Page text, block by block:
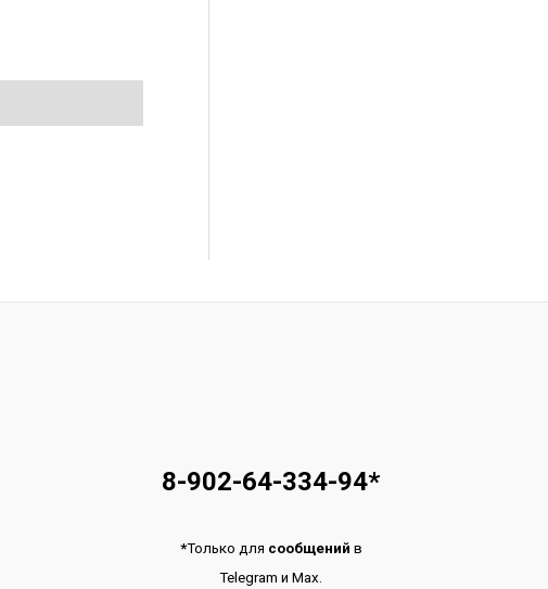
8-902-64-334-94*
*Только для сообщений в
TelegramиMax.